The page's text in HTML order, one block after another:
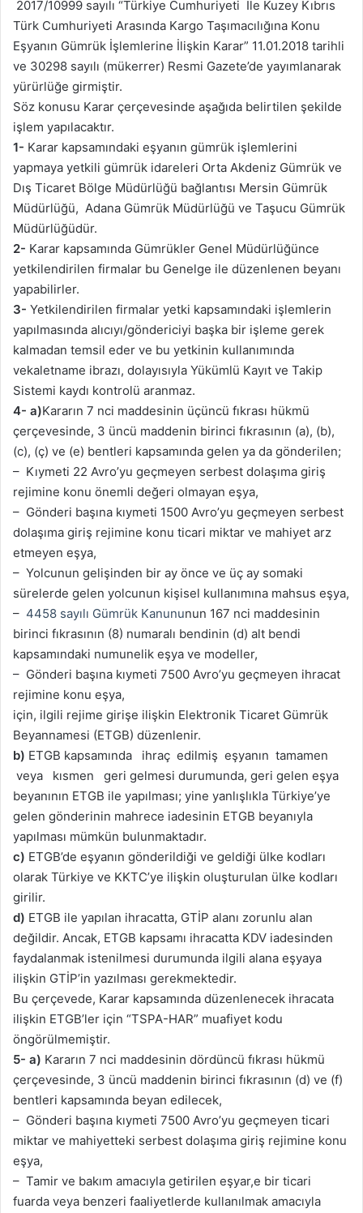
2017/10999 sayılı “Türkiye Cumhuriyeti İle Kuzey Kıbrıs
Türk Cumhuriyeti Arasında Kargo Taşımacılığına Konu
Eşyanın Gümrük İşlemlerine İlişkin Karar” 11.01.2018 tarihli
ve 30298 sayılı (mükerrer) Resmi Gazete’de yayımlanarak
yürürlüğe girmiştir.
Söz konusu Karar çerçevesinde aşağıda belirtilen şekilde
işlem yapılacaktır.
1- Karar kapsamındaki eşyanın gümrük işlemlerini
yapmaya yetkili gümrük idareleri Orta Akdeniz Gümrük ve
Dış Ticaret Bölge Müdürlüğü bağlantısı Mersin Gümrük
Müdürlüğü, Adana Gümrük Müdürlüğü ve Taşucu Gümrük
Müdürlüğüdür.
2- Karar kapsamında Gümrükler Genel Müdürlüğünce
yetkilendirilen firmalar bu Genelge ile düzenlenen beyanı
yapabilirler.
3- Yetkilendirilen firmalar yetki kapsamındaki işlemlerin
yapılmasında alıcıyı/göndericiyi başka bir işleme gerek
kalmadan temsil eder ve bu yetkinin kullanımında
vekaletname ibrazı, dolayısıyla Yükümlü Kayıt ve Takip
Sistemi kaydı kontrolü aranmaz.
4- a)Kararın 7 nci maddesinin üçüncü fıkrası hükmü
çerçevesinde, 3 üncü maddenin birinci fıkrasının (a), (b),
(c), (ç) ve (e) bentleri kapsamında gelen ya da gönderilen;
– Kıymeti 22 Avro’yu geçmeyen serbest dolaşıma giriş
rejimine konu önemli değeri olmayan eşya,
– Gönderi başına kıymeti 1500 Avro’yu geçmeyen serbest
dolaşıma giriş rejimine konu ticari miktar ve mahiyet arz
etmeyen eşya,
– Yolcunun gelişinden bir ay önce ve üç ay somaki
sürelerde gelen yolcunun kişisel kullanımına mahsus eşya,
– 4458 sayılı Gümrük Kanununun 167 nci maddesinin
birinci fıkrasının (8) numaralı bendinin (d) alt bendi
kapsamındaki numunelik eşya ve modeller,
– Gönderi başına kıymeti 7500 Avro’yu geçmeyen ihracat
rejimine konu eşya,
için, ilgili rejime girişe ilişkin Elektronik Ticaret Gümrük
Beyannamesi (ETGB) düzenlenir.
b) ETGB kapsamında ihraç edilmiş eşyanın tamamen
veya kısmen geri gelmesi durumunda, geri gelen eşya
beyanının ETGB ile yapılması; yine yanlışlıkla Türkiye’ye
gelen gönderinin mahrece iadesinin ETGB beyanıyla
yapılması mümkün bulunmaktadır.
c) ETGB’de eşyanın gönderildiği ve geldiği ülke kodları
olarak Türkiye ve KKTC’ye ilişkin oluşturulan ülke kodları
girilir.
d) ETGB ile yapılan ihracatta, GTİP alanı zorunlu alan
değildir. Ancak, ETGB kapsamı ihracatta KDV iadesinden
faydalanmak istenilmesi durumunda ilgili alana eşyaya
ilişkin GTİP’in yazılması gerekmektedir.
Bu çerçevede, Karar kapsamında düzenlenecek ihracata
ilişkin ETGB’ler için “TSPA-HAR” muafiyet kodu
öngörülmemiştir.
5- a) Kararın 7 nci maddesinin dördüncü fıkrası hükmü
çerçevesinde, 3 üncü maddenin birinci fıkrasının (d) ve (f)
bentleri kapsamında beyan edilecek,
– Gönderi başına kıymeti 7500 Avro’yu geçmeyen ticari
miktar ve mahiyetteki serbest dolaşıma giriş rejimine konu
eşya,
– Tamir ve bakım amacıyla getirilen eşyar,e bir ticari
fuarda veya benzeri faaliyetlerde kullanılmak amacıyla